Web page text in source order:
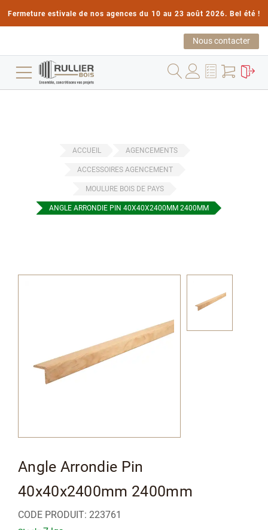
Fermeture estivale de nos agences du 10 au 23 août 2026. Bel été !
Nous contacter
ACCUEIL AGENCEMENTS
ACCESSOIRES AGENCEMENT
MOULURE BOIS DE PAYS
ANGLE ARRONDIE PIN 40X40X2400MM 2400MM
Angle Arrondie Pin
40x40x2400mm 2400mm
CODE PRODUIT: 223761
galerie
Passer
début
de